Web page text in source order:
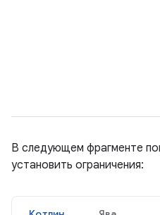
В следующем фрагменте
установить ограничения: